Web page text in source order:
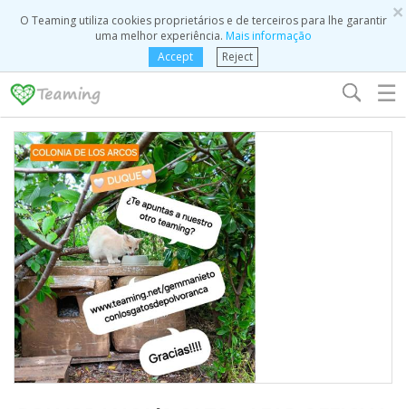
×
O Teaming utiliza cookies proprietários e de terceiros para lhe garantir
uma melhor experiência. Mais informação
Accept
Reject
☰